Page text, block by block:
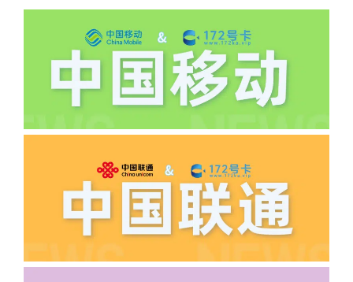
道首充的情况下都是不能正常返费的并且
逾期不可补返费。
·5.我的返费为什么还没有到?
加活动充值，其次是否状态是否一直保持
如以上都正常就联系平台客服单独查询。
·6.领卡时详细地址怎么写容易通过审核?
答:不要低于6个字。详细地址不要写带有